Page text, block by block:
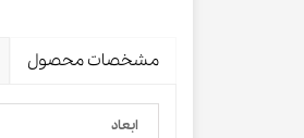
مشخصات محصول
ابعاد